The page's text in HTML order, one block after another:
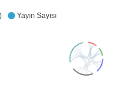
Yayın Sayısı